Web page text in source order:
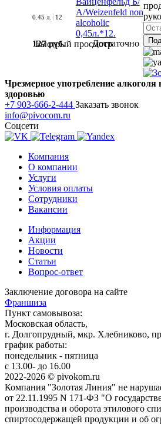
Быстрый просмотр
0.45 л. 12
127 руб. Достаточно
Чрезмерное употребление
здоровью
+7 903-666-2-444 Заказать звонок
info@pivocom.ru
Соцсети
Компания
О компании
Услуги
Условия оплаты
Сотрудники
Вакансии
Информация
Акции
Новости
Статьи
Вопрос-ответ
Заключение договора на сайте
Франшиза
Пункт самовывоза:
Московская область,
г. Долгопрудный, мкр. Хлебниково,
график работы:
понедельник - пятница
с 13.00- до 16.00
2022-2026 © pivokom.ru
Компания "Золотая Линия" не
от 22.11.1995 N 171-ФЗ "О
производства и оборота этилового
спиртосодержащей продукции и об